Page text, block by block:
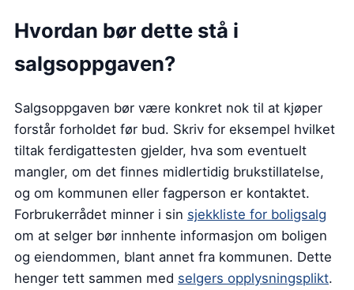
Hvordan bør dette stå i
salgsoppgaven?
Salgsoppgaven bør være konkret nok til at kjøper
forstår forholdet før bud. Skriv for eksempel hvilket
tiltak ferdigattesten gjelder, hva som eventuelt
mangler, om det finnes midlertidig brukstillatelse,
og om kommunen eller fagperson er kontaktet.
Forbrukerrådet minner i sin sjekkliste for boligsalg
om at selger bør innhente informasjon om boligen
og eiendommen, blant annet fra kommunen. Dette
henger tett sammen med selgers opplysningsplikt.